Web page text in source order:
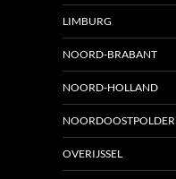
LIMBURG
NOORD-BRABANT
NOORD-HOLLAND
NOORDOOSTPOLDER
OVERIJSSEL